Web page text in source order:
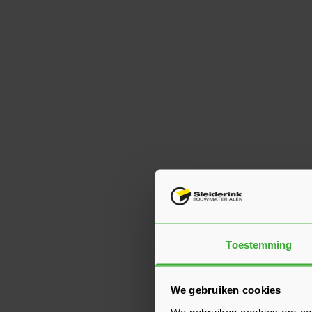
Toestemming
We gebruiken cookies